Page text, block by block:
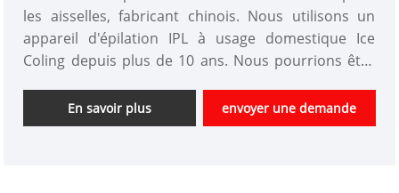
les aisselles, fabricant chinois. Nous utilisons un
appareil d'épilation IPL à usage domestique Ice
Coling depuis plus de 10 ans. Nous pourrions être
d'un bon avantage en termes de prix. Nous sommes
un fournisseur professionnel d'instruments de
En savoir plus envoyer une demande